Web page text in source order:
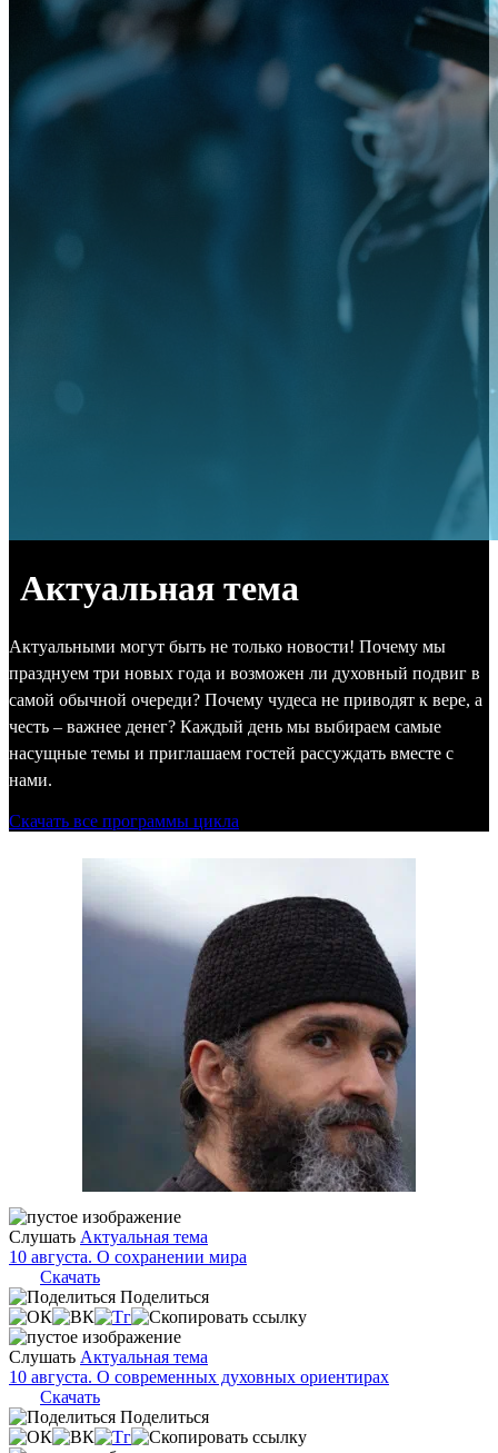
Актуальная тема
Актуальными могут быть не только новости! Почему мы
празднуем три новых года и возможен ли духовный подвиг в
самой обычной очереди? Почему чудеса не приводят к вере, а
честь – важнее денег? Каждый день мы выбираем самые
насущные темы и приглашаем гостей рассуждать вместе с
нами.
Скачать все программы цикла
Слушать Актуальная тема
10 августа. О сохранении мира
Скачать
Поделиться
Слушать Актуальная тема
10 августа. О современных духовных ориентирах
Скачать
Поделиться